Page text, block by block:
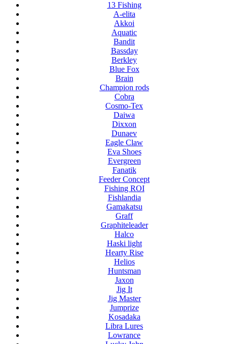
13 Fishing
A-elita
Akkoi
Aquatic
Bandit
Bassday
Berkley
Blue Fox
Brain
Champion rods
Cobra
Cosmo-Tex
Daiwa
Dixxon
Dunaev
Eagle Claw
Eva Shoes
Evergreen
Fanatik
Feeder Concept
Fishing ROI
Fishlandia
Gamakatsu
Graff
Graphiteleader
Halco
Haski light
Hearty Rise
Helios
Huntsman
Jaxon
Jig It
Jig Master
Jumprize
Kosadaka
Libra Lures
Lowrance